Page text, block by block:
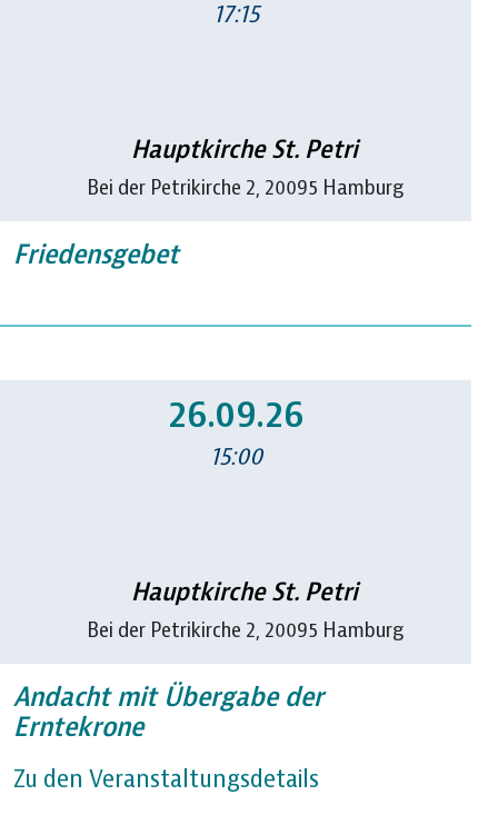
17:15
Hauptkirche St. Petri
Bei der Petrikirche 2, 20095 Hamburg
Friedensgebet
26.09.26
15:00
Hauptkirche St. Petri
Bei der Petrikirche 2, 20095 Hamburg
Andacht mit Übergabe der
Erntekrone
Zu den Veranstaltungsdetails